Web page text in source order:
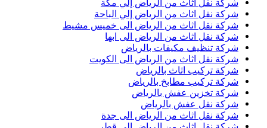
شركة نقل اثاث من الرياض إلي مكة
شركة نقل اثاث من الرياض إلي الباحة
شركة نقل اثاث من الرياض الى خميس مشيط
شركة نقل اثاث من الرياض الى ابها
شركة تنظيف مكيفات بالرياض
شركة نقل اثاث من الرياض الى الكويت
شركة تركيب اثاث بالرياض
شركة تركيب مطابخ بالرياض
شركة تخزين عفش بالرياض
شركة نقل عفش بالرياض
شركة نقل اثاث من الرياض الى جدة